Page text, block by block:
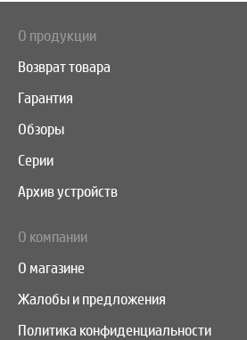
О продукции
Возврат товара
Гарантия
Обзоры
Серии
Архив устройств
О компании
О магазине
Жалобы и предложения
Политика конфиденциальности